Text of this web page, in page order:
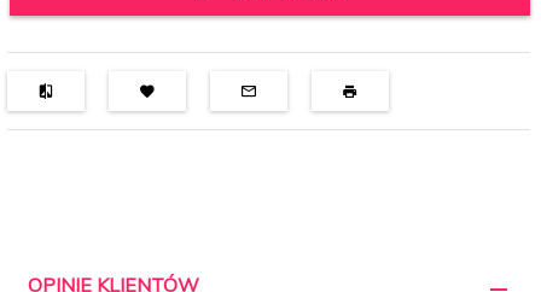
OPINIE KLIENTÓW